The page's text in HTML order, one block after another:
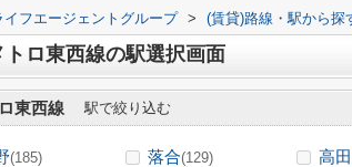
イフエージェントグループ > (賃貸)路線・駅から探
トロ東西線の駅選択画面
東西線 駅で絞り込む
(185) 落合(129) 高